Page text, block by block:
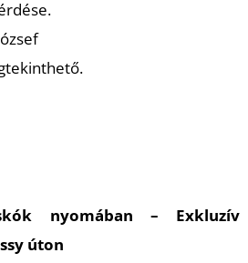
nyomában – Exkluzív
úton